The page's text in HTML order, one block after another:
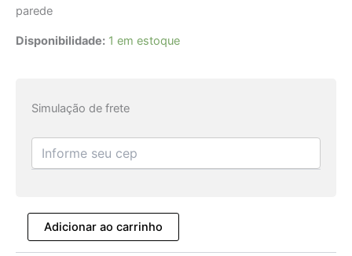
parede
Disponibilidade: 1 em estoque
Simulação de frete
Adicionar ao carrinho